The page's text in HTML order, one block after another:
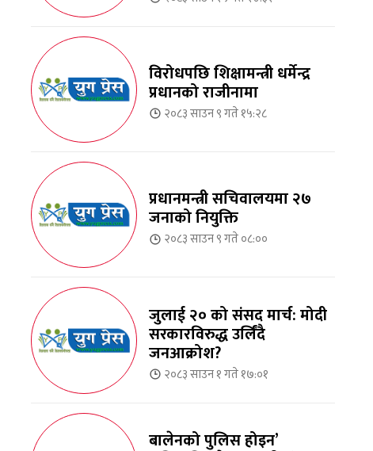
विरोधपछि शिक्षामन्त्री धर्मेन्द्र
प्रधानको राजीनामा
२०८३ साउन ९ गते १५:२८
प्रधानमन्त्री सचिवालयमा २७
जनाको नियुक्ति
२०८३ साउन ९ गते ०८:००
जुलाई २० को संसद मार्च: मोदी
सरकारविरुद्ध उर्लिंदै
जनआक्रोश?
२०८३ साउन १ गते १७:०१
बालेनको पुलिस होइन’